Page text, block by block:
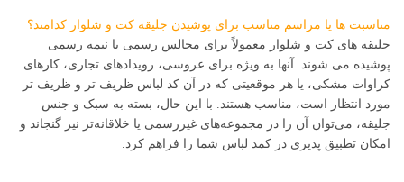
مناسبت ها یا مراسم مناسب برای پوشیدن جلیقه کت و شلوار کدامند؟
جلیقه های کت و شلوار معمولاً برای مجالس رسمی یا نیمه رسمی
پوشیده می شوند. آنها به ویژه برای عروسی، رویدادهای تجاری، کارهای
کراوات مشکی، یا هر موقعیتی که در آن کد لباس ظریف تر و ظریف تر
مورد انتظار است، مناسب هستند. با این حال، بسته به سبک و جنس
جلیقه، می‌توان آن را در مجموعه‌های غیررسمی یا خلاقانه‌تر نیز گنجاند و
امکان تطبیق پذیری در کمد لباس شما را فراهم کرد.